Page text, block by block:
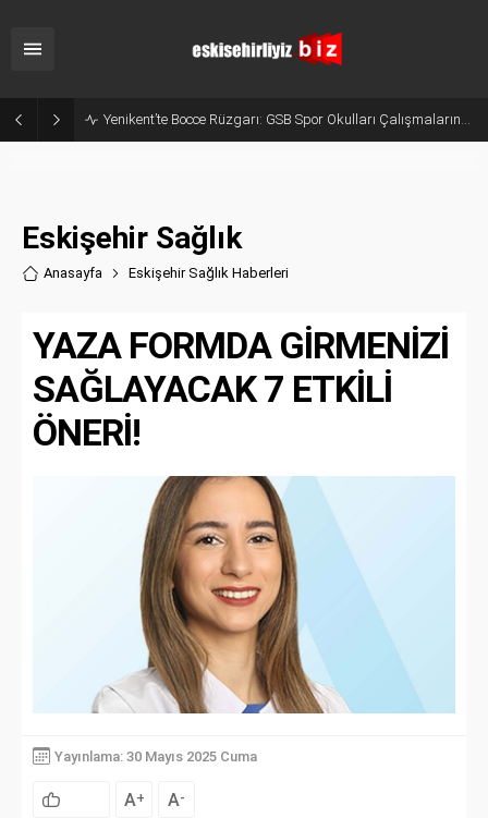
Tarihi Miras Alevlere Teslim Oluyordu: Odunpazarı’nda Korkutan Yangın!
Eskişehir Sağlık
Anasayfa Eskişehir Sağlık Haberleri
YAZA FORMDA GİRMENİZİ
SAĞLAYACAK 7 ETKİLİ
ÖNERİ!
Yayınlama: 30 Mayıs 2025 Cuma
A+ A-